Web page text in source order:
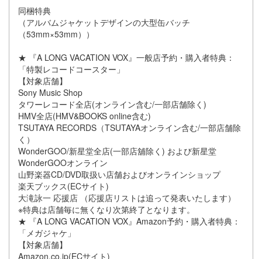
同梱特典
（アルバムジャケットデザインの大型缶バッチ
（53mm×53mm））
★ 『A LONG VACATION VOX』一般店予約・購入者特典：
「特製レコードコースター」
【対象店舗】
Sony Music Shop
タワーレコード全店(オンライン含む/一部店舗除く)
HMV全店(HMV&BOOKS online含む)
TSUTAYA RECORDS（TSUTAYAオンライン含む/一部店舗除
く）
WonderGOO/新星堂全店(一部店舖除く) および新星堂
WonderGOOオンライン
山野楽器CD/DVD取扱い店舗およびオンラインショップ
楽天ブックス(ECサイト)
大滝詠一 応援店 （応援店リストは追って発表いたします）
※特典は店舗毎に無くなり次第終了となります。
★ 『A LONG VACATION VOX』Amazon予約・購入者特典：
「メガジャケ」
【対象店舗】
Amazon.co.jp(ECサイト)